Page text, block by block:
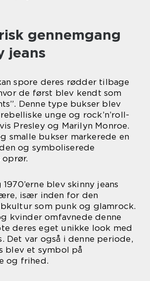
gennemgang
jeans
spore deres rødder tilbage
de først blev kendt som
Denne type bukser blev
unge og rock’n’roll-
Presley og Marilyn Monroe.
smalle bukser markerede en
og symboliserede
oprør.
1970’erne blev skinny jeans
især inden for den
som punk og glamrock.
kvinder omfavnede denne
deres eget unikke look med
Det var også i denne periode,
blev et symbol på
og frihed.